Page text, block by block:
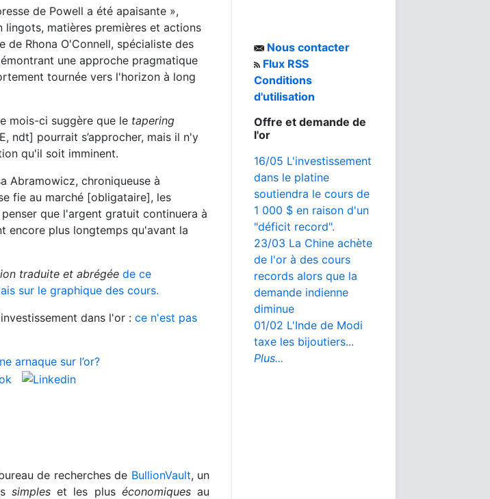
de Powell a été apaisante »,
lingots, matières premières et actions
de Rhona O'Connell, spécialiste des
une approche pragmatique
tournée vers l'horizon à long
mois-ci suggère que le tapering
ndt] pourrait s’approcher, mais il n'y
qu'il soit imminent.
Abramowicz, chroniqueuse à
fie au marché [obligataire], les
que l'argent gratuit continuera à
encore plus longtemps qu'avant la
traduite et abrégée de ce
sur le graphique des cours.
dans l'or : ce n'est pas
arnaque sur l’or?
de recherches de BullionVault, un
simpleset les plus économiquesau
Nous contacter
Flux RSS
Conditions
d'utilisation
Offre et demande de
l'or
16/05 L'investissement
dans le platine
soutiendra le cours de
1 000 $ en raison d'un
"déficit record".
23/03 La Chine achète
de l'or à des cours
records alors que la
demande indienne
diminue
01/02 L'Inde de Modi
taxe les bijoutiers...
Plus...